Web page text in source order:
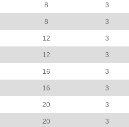
8 3
8 3
12 3
12 3
16 3
16 3
20 3
20 3